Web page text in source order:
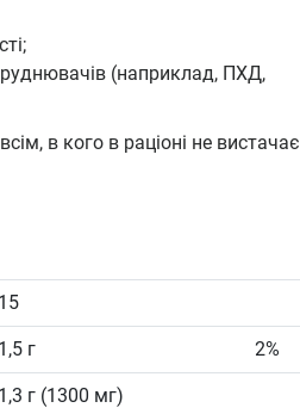
(наприклад, ПХД,
в кого в раціоні не вистачає
15
1,5 г 2%
1,3 г (1300 мг)